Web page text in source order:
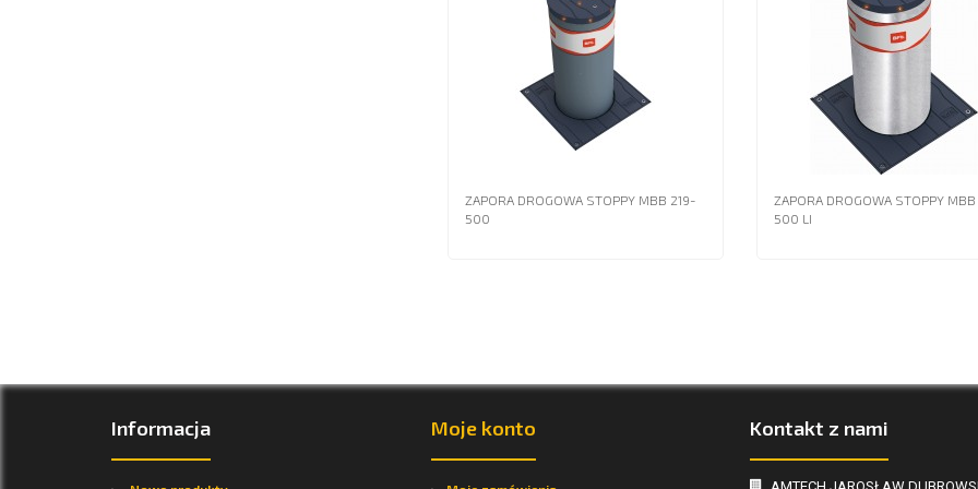
ZAPORA DROGOWA STOPPY MBB 219-
500
ZAPORA DROGOWA STOPPY
500 LI
Informacja Moje konto Kontakt z nami